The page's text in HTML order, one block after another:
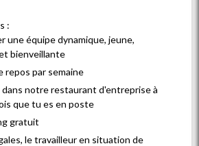
:
une équipe dynamique, jeune,
bienveillante
repos par semaine
dans notre restaurant d'entreprise à
que tu es en poste
gratuit
le travailleur en situation de